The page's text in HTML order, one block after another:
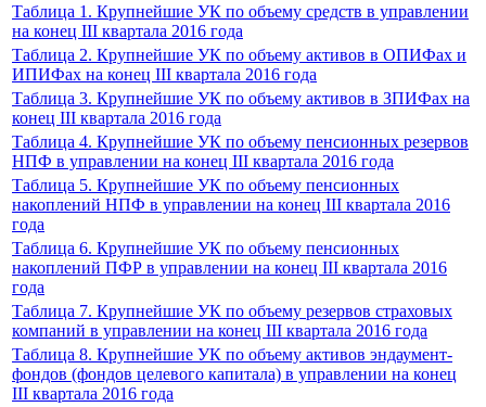
Таблица 1. Крупнейшие УК по объему средств в управлении
на конец III квартала 2016 года
Таблица 2. Крупнейшие УК по объему активов в ОПИФах и
ИПИФах на конец III квартала 2016 года
Таблица 3. Крупнейшие УК по объему активов в ЗПИФах на
конец III квартала 2016 года
Таблица 4. Крупнейшие УК по объему пенсионных резервов
НПФ в управлении на конец III квартала 2016 года
Таблица 5. Крупнейшие УК по объему пенсионных
накоплений НПФ в управлении на конец III квартала 2016
года
Таблица 6. Крупнейшие УК по объему пенсионных
накоплений ПФР в управлении на конец III квартала 2016
года
Таблица 7. Крупнейшие УК по объему резервов страховых
компаний в управлении на конец III квартала 2016 года
Таблица 8. Крупнейшие УК по объему активов эндаумент-
фондов (фондов целевого капитала) в управлении на конец
III квартала 2016 года